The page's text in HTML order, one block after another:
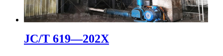
JC/T 619—202X